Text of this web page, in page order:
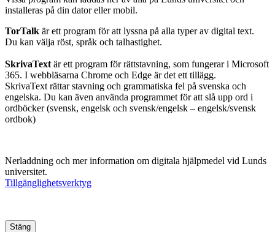
installeras på din dator eller mobil.
TorTalk är ett program för att lyssna på alla typer av digital text.
Du kan välja röst, språk och talhastighet.
SkrivaText är ett program för rättstavning, som fungerar i Microsoft
365. I webbläsarna Chrome och Edge är det ett tillägg.
SkrivaText rättar stavning och grammatiska fel på svenska och
engelska. Du kan även använda programmet för att slå upp ord i
ordböcker (svensk, engelsk och svensk/engelsk – engelsk/svensk
ordbok)
Nerladdning och mer information om digitala hjälpmedel vid Lunds
universitet.
Tillgänglighetsverktyg
Stäng